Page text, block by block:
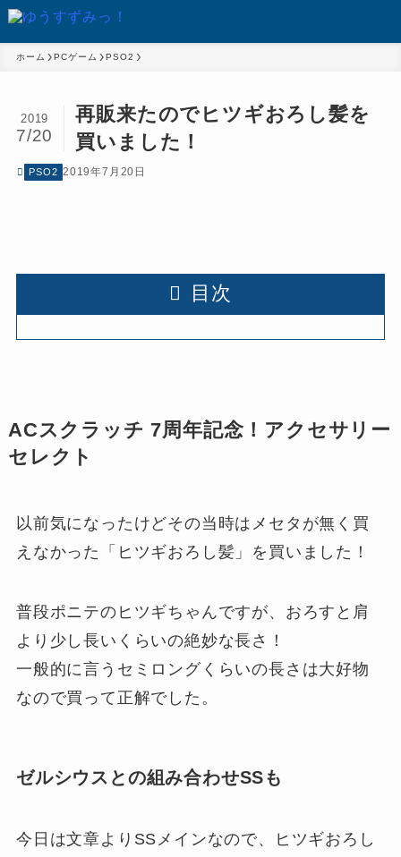
ホーム PCゲーム PSO2
再販来たのでヒツギおろし髪を
買いました！
2019
7/20
PSO2 2019年7月20日
目次
ACスクラッチ 7周年記念！アクセサリー
セレクト
以前気になったけどその当時はメセタが無く買
えなかった「ヒツギおろし髪」を買いました！
普段ポニテのヒツギちゃんですが、おろすと肩
より少し長いくらいの絶妙な長さ！
一般的に言うセミロングくらいの長さは大好物
なので買って正解でした。
ゼルシウスとの組み合わせSSも
今日は文章よりSSメインなので、ヒツギおろし